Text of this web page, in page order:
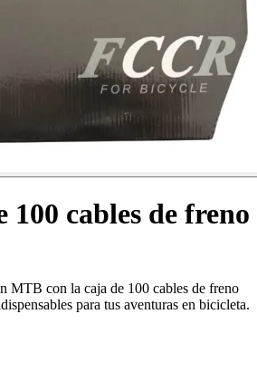
100 cables de freno
MTB con la caja de 100 cables de freno
para tus aventuras en bicicleta.